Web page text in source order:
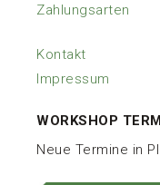
Zahlungsarten
Kontakt
Impressum
WORKSHOP
Neue Termine in